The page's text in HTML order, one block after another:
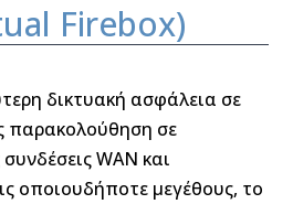
Firebox)
δικτυακή ασφάλεια σε
παρακολούθηση σε
WAN και
οποιουδήποτε μεγέθους, το